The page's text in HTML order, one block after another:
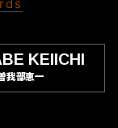
KEIICHI
我部恵一